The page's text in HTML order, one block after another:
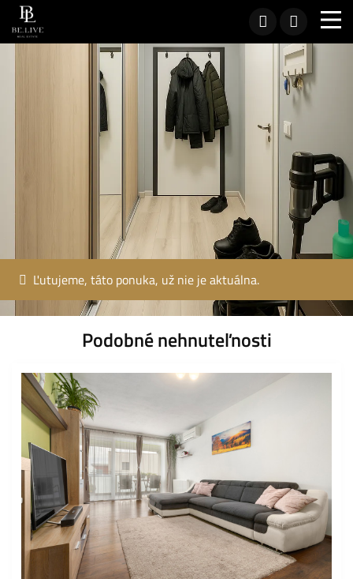
Ľutujeme, táto ponuka, už nie je aktuálna.
Podobné nehnuteľnosti